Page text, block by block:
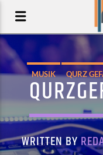
MUSIK QURZ
WRITTEN BY